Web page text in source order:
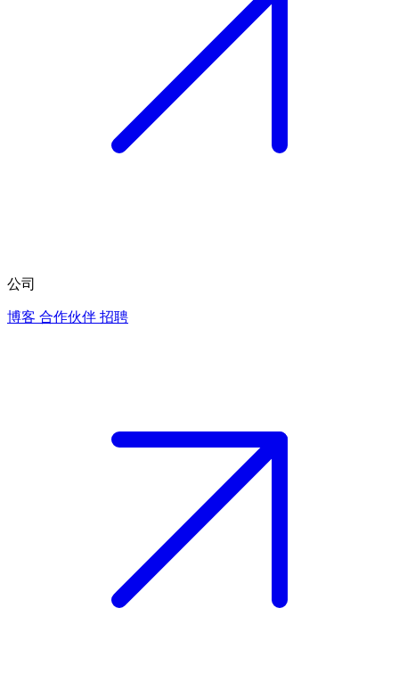
公司
博客 合作伙伴 招聘